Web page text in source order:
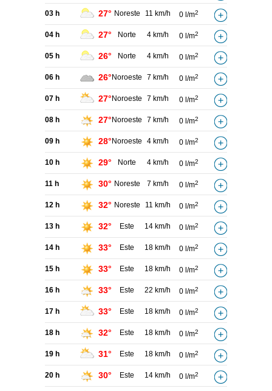
03 h 27° Noreste 11 km/h 0 l/m2
04 h 27° Norte 4 km/h 0 l/m2
05 h 26° Norte 4 km/h 0 l/m2
06 h 26° Noroeste 7 km/h 0 l/m2
07 h 27° Noroeste 7 km/h 0 l/m2
08 h 27° Noroeste 7 km/h 0 l/m2
09 h 28° Noroeste 4 km/h 0 l/m2
10 h 29° Norte 4 km/h 0 l/m2
11 h 30° Noreste 7 km/h 0 l/m2
12 h 32° Noreste 11 km/h 0 l/m2
13 h 32° Este 14 km/h 0 l/m2
14 h 33° Este 18 km/h 0 l/m2
15 h 33° Este 18 km/h 0 l/m2
16 h 33° Este 22 km/h 0 l/m2
17 h 33° Este 18 km/h 0 l/m2
18 h 32° Este 18 km/h 0 l/m2
19 h 31° Este 18 km/h 0 l/m2
20 h 30° Este 14 km/h 0 l/m2